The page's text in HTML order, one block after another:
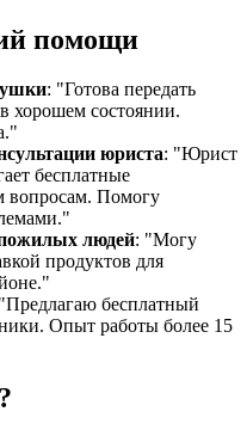
помощи
: "Готова передать
хорошем состоянии.
юриста: "Юрист
бесплатные
вопросам. Помогу
людей: "Могу
продуктов для
бесплатный
Опыт работы более 15